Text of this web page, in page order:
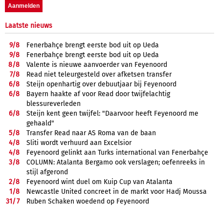
Laatste nieuws
9/8
Fenerbahçe brengt eerste bod uit op Ueda
9/8
Fenerbahçe brengt eerste bod uit op Ueda
8/8
Valente is nieuwe aanvoerder van Feyenoord
7/8
Read niet teleurgesteld over afketsen transfer
6/8
Steijn openhartig over debuutjaar bij Feyenoord
6/8
Bayern haakte af voor Read door twijfelachtig
blessureverleden
6/8
Steijn kent geen twijfel: "Daarvoor heeft Feyenoord me
gehaald"
5/8
Transfer Read naar AS Roma van de baan
4/8
Sliti wordt verhuurd aan Excelsior
4/8
Feyenoord gelinkt aan Turks international van Fenerbahçe
3/8
COLUMN: Atalanta Bergamo ook verslagen; oefenreeks in
stijl afgerond
2/8
Feyenoord wint duel om Kuip Cup van Atalanta
1/8
Newcastle United concreet in de markt voor Hadj Moussa
31/7
Ruben Schaken woedend op Feyenoord